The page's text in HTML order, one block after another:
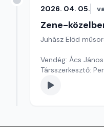
2026. 04. 05.
Zene-
Juhász Előd
Vendég: Ács
Társszerkesztő: